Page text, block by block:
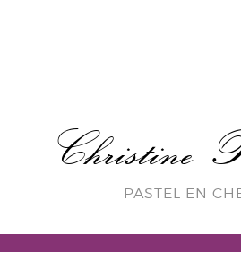
Christine
PASTEL EN